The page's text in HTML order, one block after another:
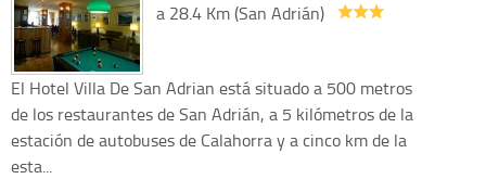
a 28.4 Km (San Adrián)
El Hotel Villa De San Adrian está situado a 500 metros
de los restaurantes de San Adrián, a 5 kilómetros de la
estación de autobuses de Calahorra y a cinco km de la
esta...